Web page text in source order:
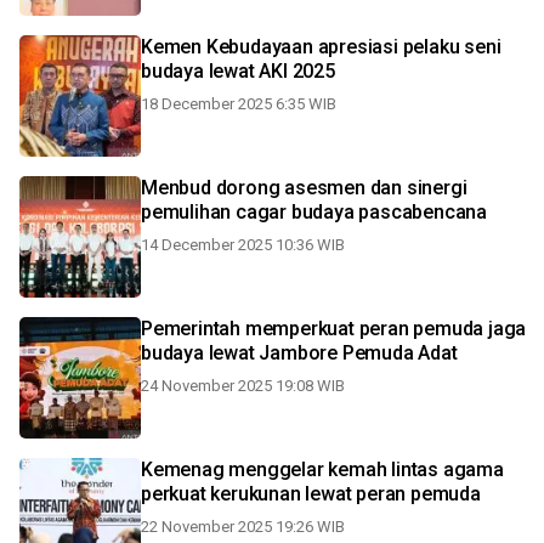
Kemen Kebudayaan apresiasi pelaku seni
budaya lewat AKI 2025
18 December 2025 6:35 WIB
Menbud dorong asesmen dan sinergi
pemulihan cagar budaya pascabencana
14 December 2025 10:36 WIB
Pemerintah memperkuat peran pemuda jaga
budaya lewat Jambore Pemuda Adat
24 November 2025 19:08 WIB
Kemenag menggelar kemah lintas agama
perkuat kerukunan lewat peran pemuda
22 November 2025 19:26 WIB